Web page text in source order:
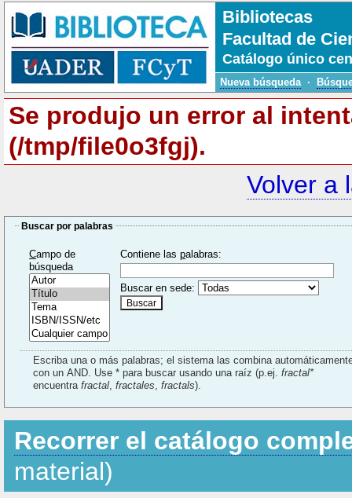
Bibliotecas
Facultad de
Catálogo único
Nueva búsqueda ·
Se produjo un error al
(/tmp/file0o3fgj).
Volver a
Buscar por palabras
Campo de
búsqueda
Contiene laspalabras:
Buscar en sede:
Escriba una o más palabras; el sistema las combina
con un AND. Use * para buscar usando una raíz (p.ej.fractal*
encuentrafractal ,fractales ,fractals).
Recorrer el catálogo
material)